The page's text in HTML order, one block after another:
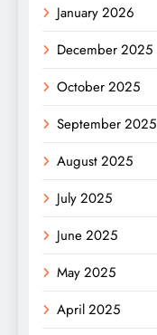
January 2026
December 2025
October 2025
September 2025
August 2025
July 2025
June 2025
May 2025
April 2025